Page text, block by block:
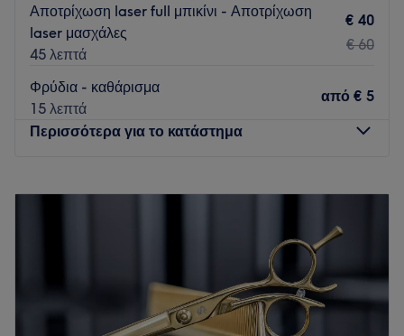
Αποτρίχωση laser full μπικίνι - Αποτρίχωση
laser μασχάλες
45 λεπτά
€ 40
€ 60
Φρύδια - καθάρισμα
15 λεπτά
από € 5
Περισσότερα για το κατάστημα
21:00
09:00–21:00
09:00 –21:00
09:00–17:00
Κυριακή
Κλειστό